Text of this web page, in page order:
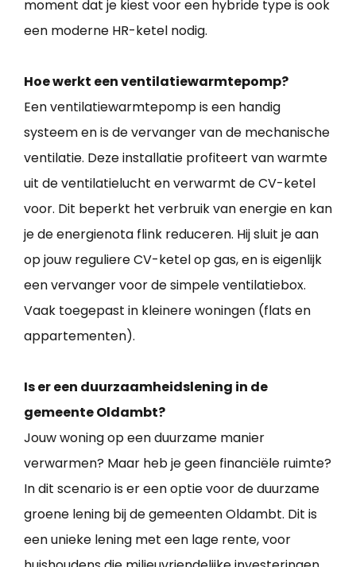
moment dat je kiest voor een hybride type is ook
een moderne HR-ketel nodig.
Hoe werkt een ventilatiewarmtepomp?
Een ventilatiewarmtepomp is een handig
systeem en is de vervanger van de mechanische
ventilatie. Deze installatie profiteert van warmte
uit de ventilatielucht en verwarmt de CV-ketel
voor. Dit beperkt het verbruik van energie en kan
je de energienota flink reduceren. Hij sluit je aan
op jouw reguliere CV-ketel op gas, en is eigenlijk
een vervanger voor de simpele ventilatiebox.
Vaak toegepast in kleinere woningen (flats en
appartementen).
Is er een duurzaamheidslening in de
gemeente Oldambt?
Jouw woning op een duurzame manier
verwarmen? Maar heb je geen financiële ruimte?
In dit scenario is er een optie voor de duurzame
groene lening bij de gemeenten Oldambt. Dit is
een unieke lening met een lage rente, voor